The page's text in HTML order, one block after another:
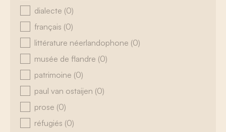
dialecte (0)
français (0)
littérature néerlandophone (0)
musée de flandre (0)
patrimoine (0)
paul van ostaijen (0)
prose (0)
réfugiés (0)